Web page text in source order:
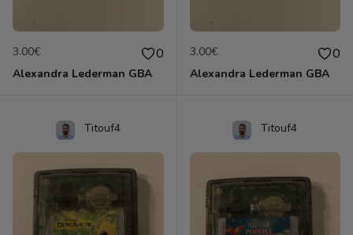
3.00€ 0
Alexandra Lederman GBA
3.00€ 0
Alexandra Lederman GBA
Titouf4 Titouf4